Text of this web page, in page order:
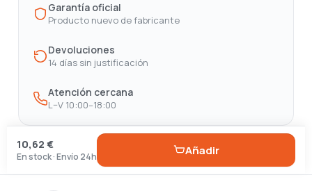
Garantía oficial
Producto nuevo de fabricante
Devoluciones
14 días sin justificación
Atención cercana
L–V 10:00–18:00
10,62 €
En stock · Envío 24h Añadir